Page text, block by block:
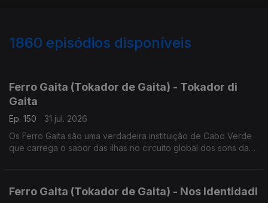
1860 episódios disponíveis
Ferro Gaita (Tokador de Gaita) - Tokador di
Gaita
Ep. 150
31 jul. 2026
Os Ferro Gaita são uma verdadeira instituição de Cabo Verde
que carrega o sabor das ilhas no circuito global dos sons da
Ferro Gaita (Tokador de Gaita) - Nos Identidadi